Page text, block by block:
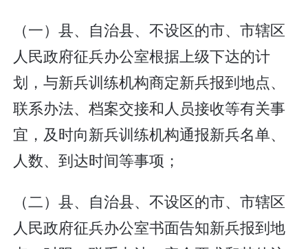
（一）县、自治县、不设区的市、市辖区
人民政府征兵办公室根据上级下达的计
划，与新兵训练机构商定新兵报到地点、
联系办法、档案交接和人员接收等有关事
宜，及时向新兵训练机构通报新兵名单、
人数、到达时间等事项；
（二）县、自治县、不设区的市、市辖区
人民政府征兵办公室书面告知新兵报到地